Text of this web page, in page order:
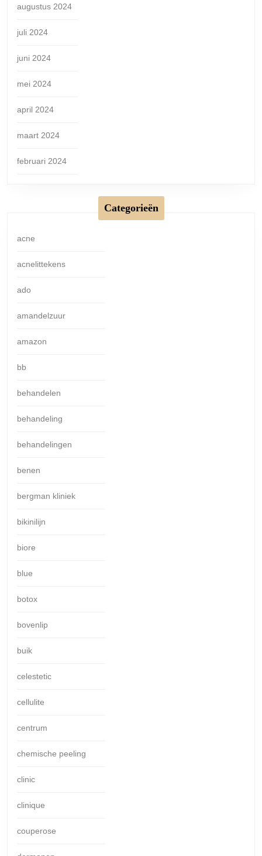
augustus 2024
juli 2024
juni 2024
mei 2024
april 2024
maart 2024
februari 2024
Categorieën
acne
acnelittekens
ado
amandelzuur
amazon
bb
behandelen
behandeling
behandelingen
benen
bergman kliniek
bikinilijn
biore
blue
botox
bovenlip
buik
celestetic
cellulite
centrum
chemische peeling
clinic
clinique
couperose